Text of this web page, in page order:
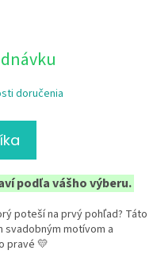
doručenia
podľa vášho výberu.
poteší na prvý pohľad? Táto
motívom a
pravé 💛